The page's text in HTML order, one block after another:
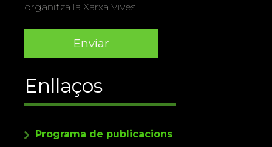
organitza la Xarxa Vives.
Enllaços
Programa de publicacions